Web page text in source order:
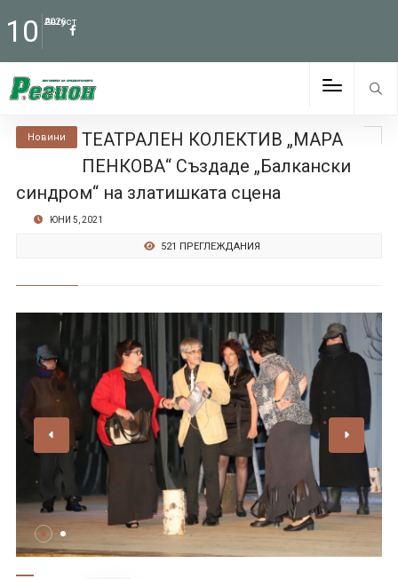
10 Август
2026
Новини
ТЕАТРАЛЕН КОЛЕКТИВ „МАРА
ПЕНКОВА“ Създаде „Балкански
синдром“ на златишката сцена
ЮНИ 5, 2021
521 ПРЕГЛЕЖДАНИЯ